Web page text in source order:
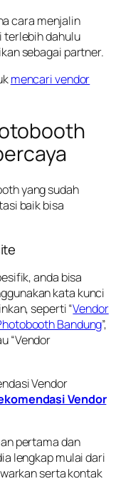
cara menjalin
terlebih dahulu
sebagai partner.
mencari vendor
yang sudah
baik bisa
anda bisa
kata kunci
seperti “Vendor
Bandung”,
“Vendor
Vendor
Vendor
pertama dan
lengkap mulai dari
serta kontak